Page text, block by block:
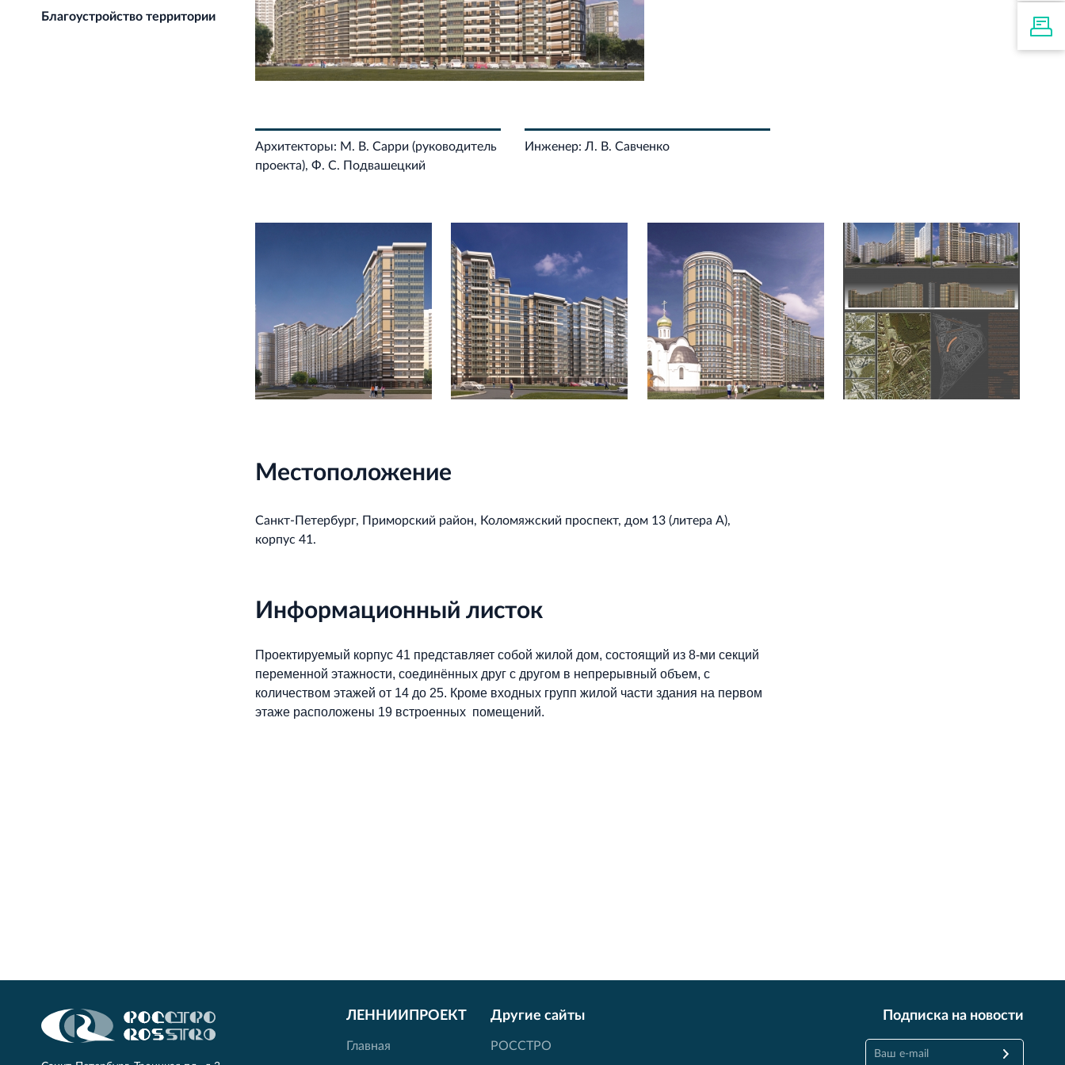
Благоустройство территории
Архитекторы: М. В. Сарри (руководитель
проекта), Ф. С. Подвашецкий
Инженер: Л. В. Савченко
Местоположение
Санкт‐Петербург, Приморский район, Коломяжский проспект, дом 13 (литера А),
корпус 41.
Информационный листок
Проектируемый корпус 41 представляет собой жилой дом, состоящий из 8-ми секций
переменной этажности, соединённых друг с другом в непрерывный объем, с
количеством этажей от 14 до 25. Кроме входных групп жилой части здания на первом
этаже расположены 19 встроенных помещений.
ЛЕННИИПРОЕКТ
Главная
Другие сайты
РОССТРО
Подписка на новости